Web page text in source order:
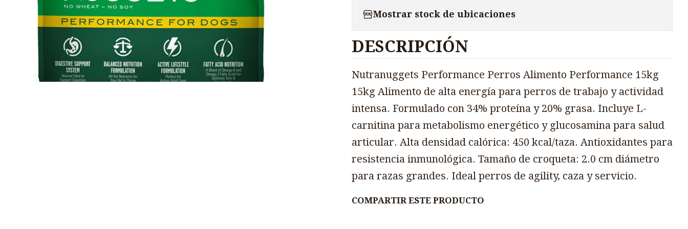
Mostrar stock de ubicaciones
DESCRIPCIÓN
Nutranuggets Performance Perros Alimento Performance 15kg
15kg Alimento de alta energía para perros de trabajo y actividad
intensa. Formulado con 34% proteína y 20% grasa. Incluye L-
carnitina para metabolismo energético y glucosamina para salud
articular. Alta densidad calórica: 450 kcal/taza. Antioxidantes para
resistencia inmunológica. Tamaño de croqueta: 2.0 cm diámetro
para razas grandes. Ideal perros de agility, caza y servicio.
COMPARTIR ESTE PRODUCTO